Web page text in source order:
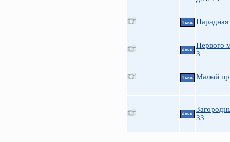
4 ккв. Парадная
4 ккв.
Первого
3
4 ккв. Малый
4 ккв.
33